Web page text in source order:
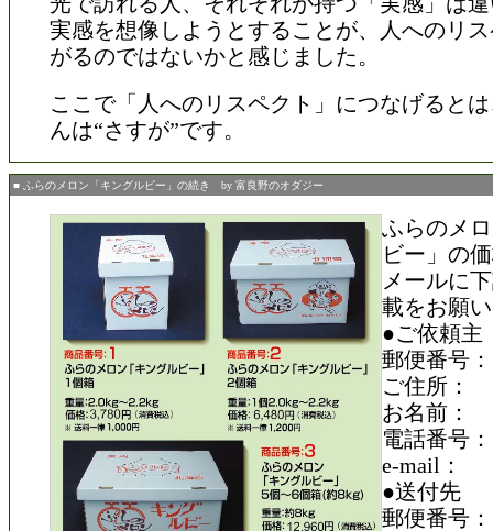
実感を想像しようとすることが、人へのリ
がるのではないかと感じました。
ここで「人へのリスペクト」につなげると
んは“さすが”です。
■ ふらのメロン「キングルビー」の続き by 富良野のオダジー
ふらのメ
ビー」の
メールに
載をお願
●ご依頼主
郵便番号：
ご住所：
お名前：
電話番号：
e-mail：
●送付先
郵便番号：